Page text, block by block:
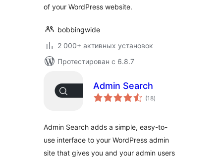
of your WordPress website.
bobbingwide
2 000+ активных установок
Протестирован с 6.8.7
Admin Search
(18общий
рейтинг
)
Admin Search adds a simple, easy-to-
use interface to your WordPress admin
site that gives you and your admin users